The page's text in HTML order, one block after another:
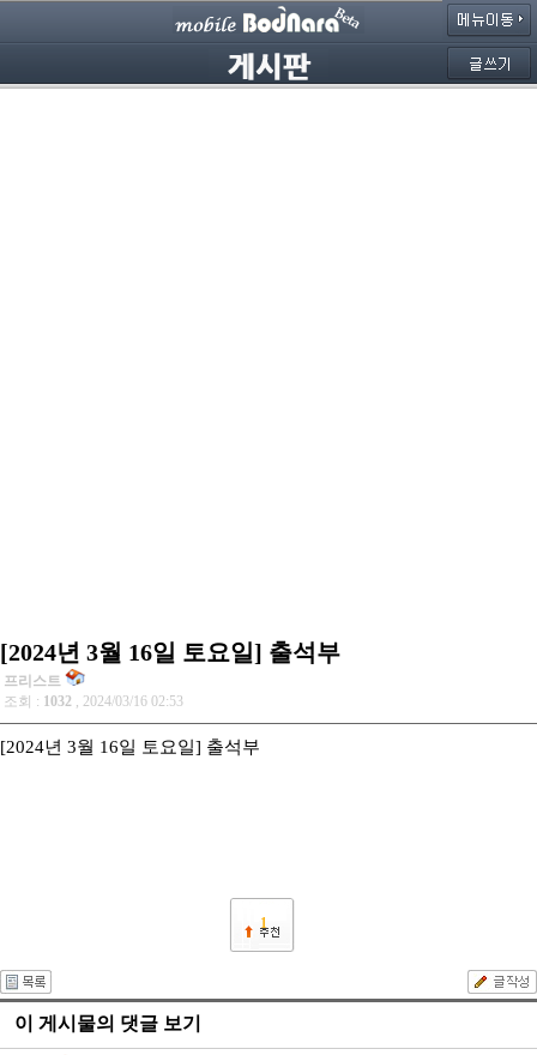
[2024년 3월 16일 토요일] 출석부
프리스트
조회 : 1032 , 2024/03/16 02:53
[2024년 3월 16일 토요일] 출석부
1
이 게시물의 댓글 보기